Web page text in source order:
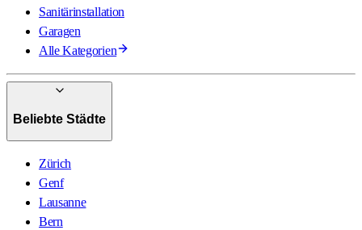
Sanitärinstallation
Garagen
Alle Kategorien
Beliebte Städte
Zürich
Genf
Lausanne
Bern